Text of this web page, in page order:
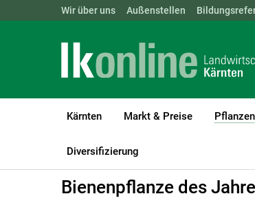
Landwirtschaftskammern: ÖSTERREICH
Wir über uns Außenstellen
Kärnten Markt & Preise Pflanzen
Diversifizierung
LK Kärnten Pflanzen
Bienenpflanze des